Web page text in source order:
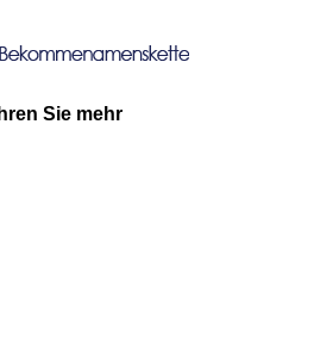
Sie mehr